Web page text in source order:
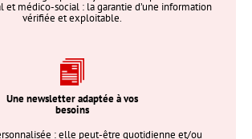
et médico-social : la garantie d’une information
vérifiée et exploitable.
Une newsletter adaptée à vos
besoins
: elle peut-être quotidienne et/ou